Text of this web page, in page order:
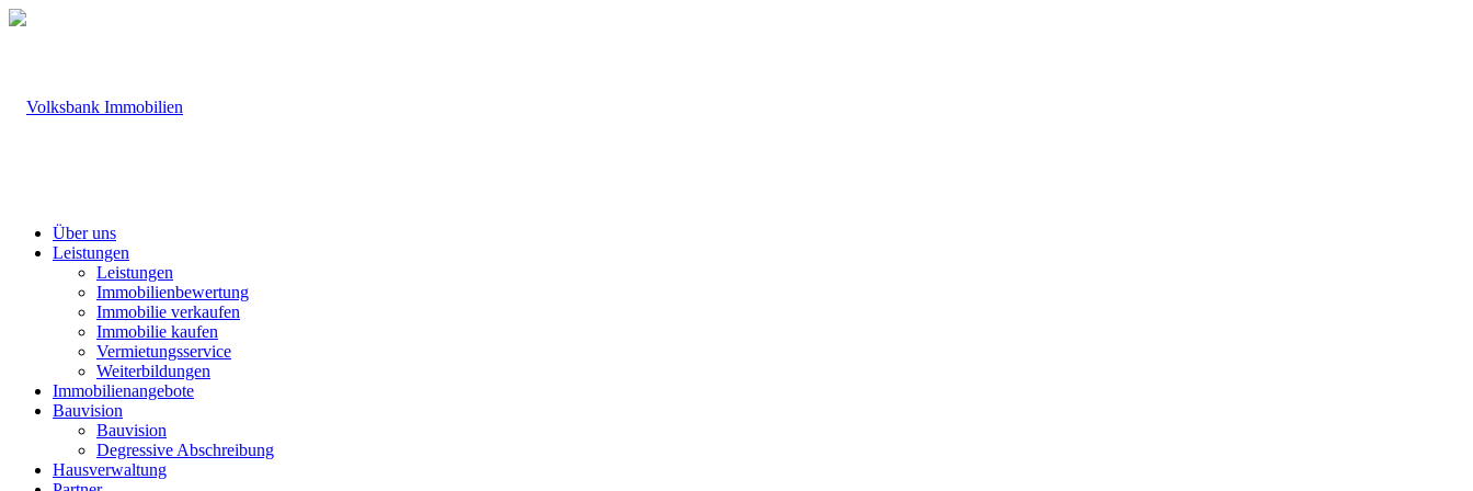
Über uns
Leistungen
Leistungen
Immobilienbewertung
Immobilie verkaufen
Immobilie kaufen
Vermietungsservice
Weiterbildungen
Immobilienangebote
Bauvision
Bauvision
Degressive Abschreibung
Hausverwaltung